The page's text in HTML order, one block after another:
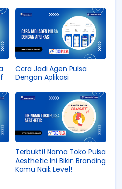
Cara Jadi Agen Pulsa
Dengan Aplikasi
Terbukti! Nama Toko Pulsa
Aesthetic Ini Bikin Branding
Kamu Naik Level!